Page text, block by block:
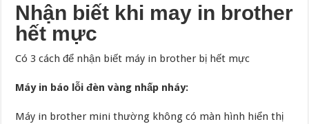
Nhận biết khi may in brother
hết mực
Có 3 cách để nhận biết máy in brother bị hết mực
Máy in báo lỗi đèn vàng nhấp nháy:
Máy in brother mini thường không có màn hình hiển thị